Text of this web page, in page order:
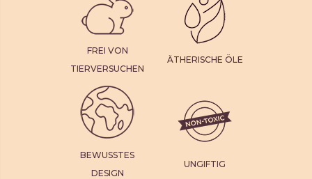
FREI VON
TIERVERSUCHEN
ÄTHERISCHE ÖLE
BEWUSSTES
DESIGN
UNGIFTIG